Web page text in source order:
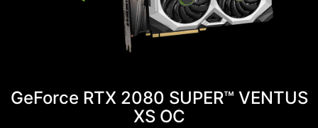
GeForce RTX 2080 SUPER™ VENTUS
XS OC